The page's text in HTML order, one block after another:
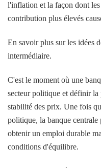
l'inflation et la façon dont les
contribution plus élevés
En savoir plus sur les idées
intermédiaire.
C'est le moment où une
secteur politique et définir
stabilité des prix. Une fois
politique, la banque
obtenir un emploi durable
conditions d'équilibre.